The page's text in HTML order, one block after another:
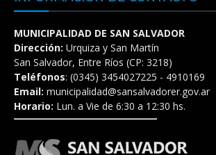
MUNICIPALIDAD DE SAN SALVADOR
Dirección: Urquiza y San Martín
San Salvador, Entre Ríos (CP: 3218)
Teléfonos: (0345) 3454027225 - 4910169
Email: municipalidad@sansalvadorer.gov.ar
Horario: Lun. a Vie de 6:30 a 12:30 hs.